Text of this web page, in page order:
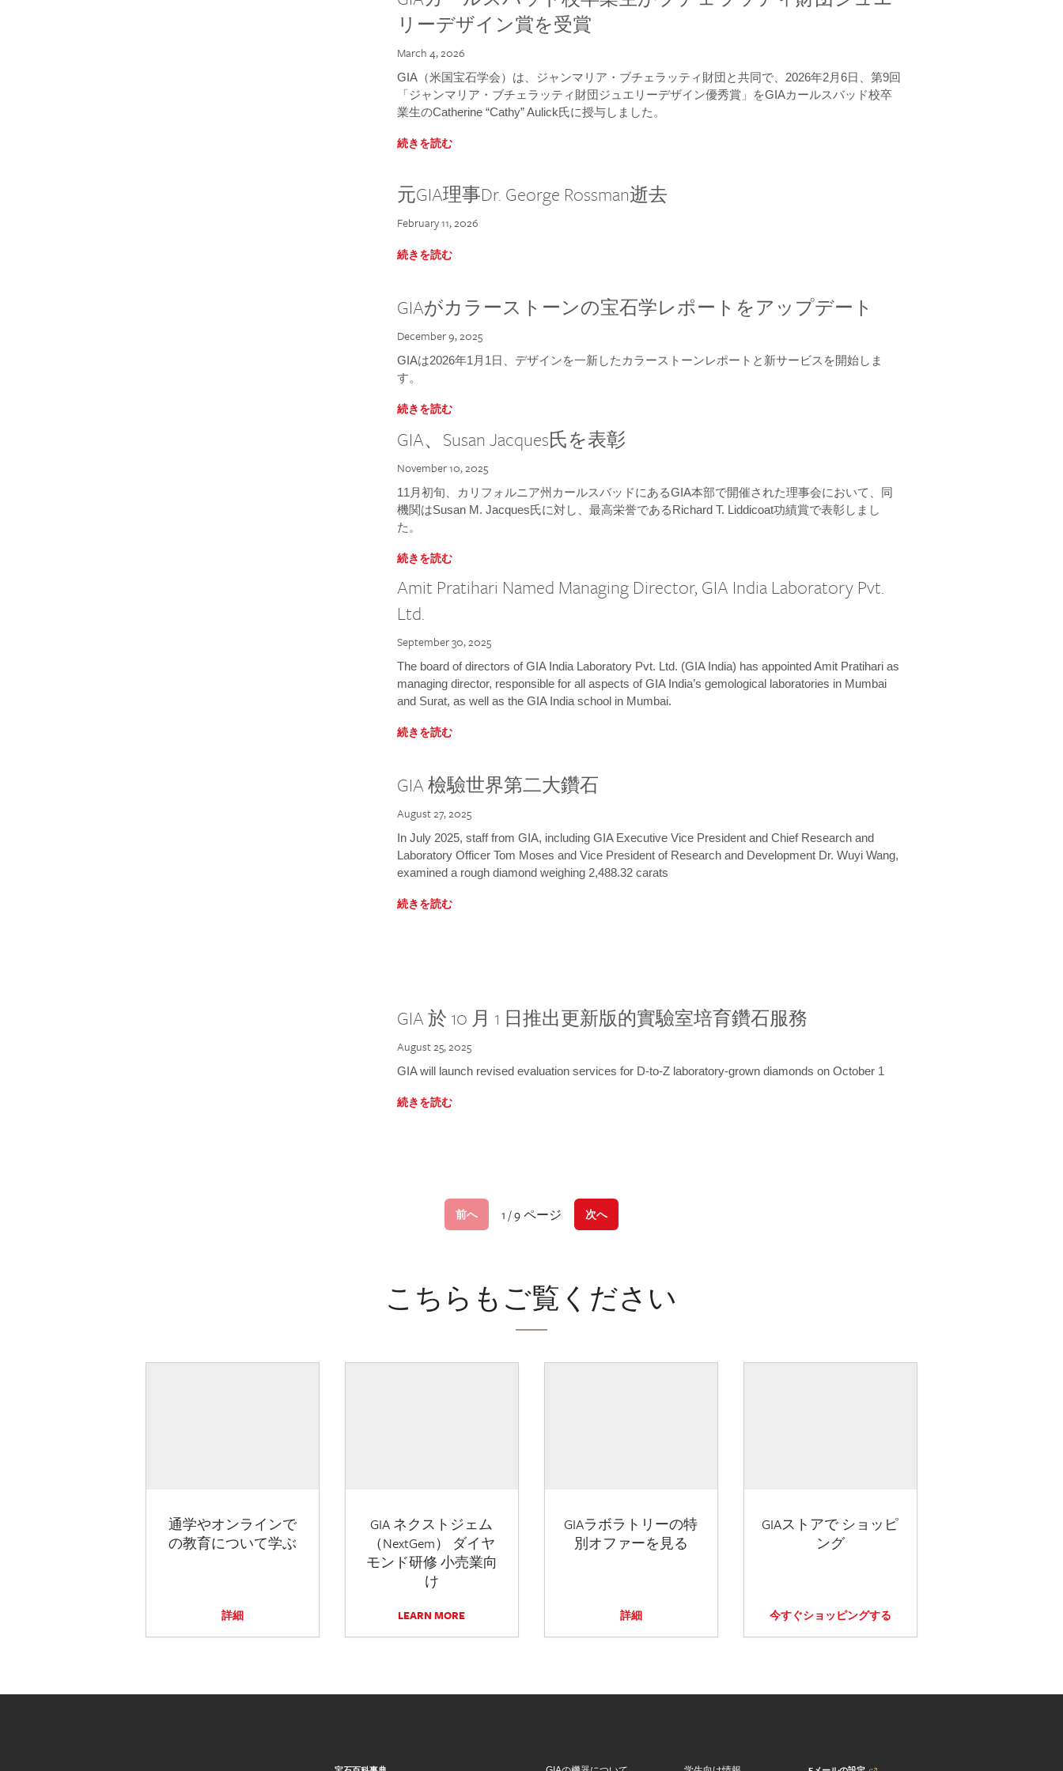
リーデザイン賞を受賞
March 4, 2026
GIA（米国宝石学会）は、ジャンマリア・ブチェラッティ財団と共同で、2026年2月6日、第9回
「ジャンマリア・ブチェラッティ財団ジュエリーデザイン優秀賞」をGIAカールスバッド校卒
業生のCatherine “Cathy” Aulick氏に授与しました。
続きを読む
元GIA理事Dr. George Rossman逝去
February 11, 2026
続きを読む
GIAがカラーストーンの宝石学レポートをアップデート
December 9, 2025
GIAは2026年1月1日、デザインを一新したカラーストーンレポートと新サービスを開始しま
す。
続きを読む
GIA、Susan Jacques氏を表彰
November 10, 2025
11月初旬、カリフォルニア州カールスバッドにあるGIA本部で開催された理事会において、同
機関はSusan M. Jacques氏に対し、最高栄誉であるRichard T. Liddicoat功績賞で表彰しまし
た。
続きを読む
Amit Pratihari Named Managing Director, GIA India Laboratory Pvt.
Ltd.
September 30, 2025
The board of directors of GIA India Laboratory Pvt. Ltd. (GIA India) has appointed Amit Pratihari as
managing director, responsible for all aspects of GIA India’s gemological laboratories in Mumbai
and Surat, as well as the GIA India school in Mumbai.
続きを読む
GIA 檢驗世界第二大鑽石
August 27, 2025
In July 2025, staff from GIA, including GIA Executive Vice President and Chief Research and
Laboratory Officer Tom Moses and Vice President of Research and Development Dr. Wuyi Wang,
examined a rough diamond weighing 2,488.32 carats
続きを読む
GIA 於 10 月 1 日推出更新版的實驗室培育鑽石服務
August 25, 2025
GIA will launch revised evaluation services for D-to-Z laboratory-grown diamonds on October 1
続きを読む
前へ 1 / 9 ページ 次へ
こちらもご覧ください
通学やオンラインで
の教育について学ぶ
詳細
GIA ネクストジェム
（NextGem） ダイヤ
モンド研修 小売業向
け
LEARN MORE
GIAラボラトリーの特
別オファーを見る
詳細
GIAストアで ショッピ
ング
今すぐショッピングする